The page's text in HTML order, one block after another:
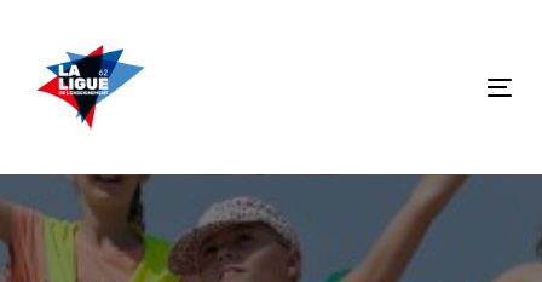
to
primary
navigation
to
content